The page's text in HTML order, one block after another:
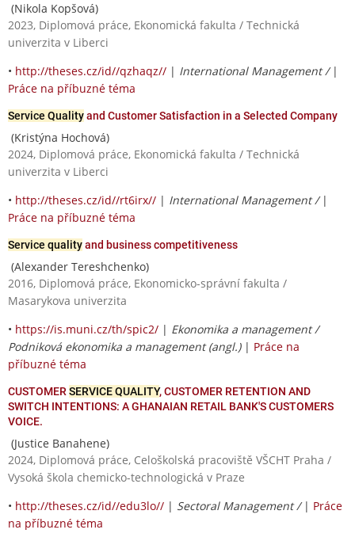
(Nikola Kopšová)
2023, Diplomová práce, Ekonomická fakulta / Technická
univerzita v Liberci
• http://theses.cz/id//qzhaqz// | International Management / |
Práce na příbuzné téma
Service Qualityand Customer Satisfaction in a Selected Company
(Kristýna Hochová)
2024, Diplomová práce, Ekonomická fakulta / Technická
univerzita v Liberci
• http://theses.cz/id//rt6irx// | International Management / |
Práce na příbuzné téma
Service qualityand business competitiveness
(Alexander Tereshchenko)
2016, Diplomová práce, Ekonomicko-správní fakulta /
Masarykova univerzita
• https://is.muni.cz/th/spic2/ | Ekonomika a management /
Podniková ekonomika a management (angl.)| Práce na
příbuzné téma
CUSTOMER SERVICE QUALITY, CUSTOMER RETENTION AND
SWITCH INTENTIONS: A GHANAIAN RETAIL BANK'S CUSTOMERS
VOICE.
(Justice Banahene)
2024, Diplomová práce, Celoškolská pracoviště VŠCHT Praha /
Vysoká škola chemicko-technologická v Praze
• http://theses.cz/id//edu3lo// | Sectoral Management / | Práce
na příbuzné téma